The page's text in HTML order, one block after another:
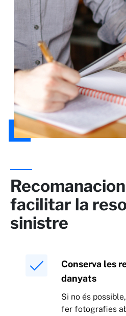
facilitar la
sinistre
Conserva les
danyats
Si no és
fer fotografies